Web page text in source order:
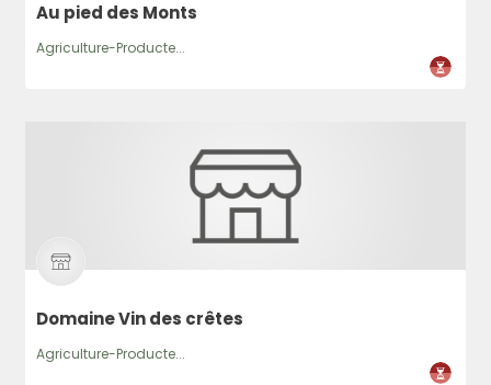
Au pied des Monts
Agriculture-Producte...
Domaine Vin des crêtes
Agriculture-Producte...